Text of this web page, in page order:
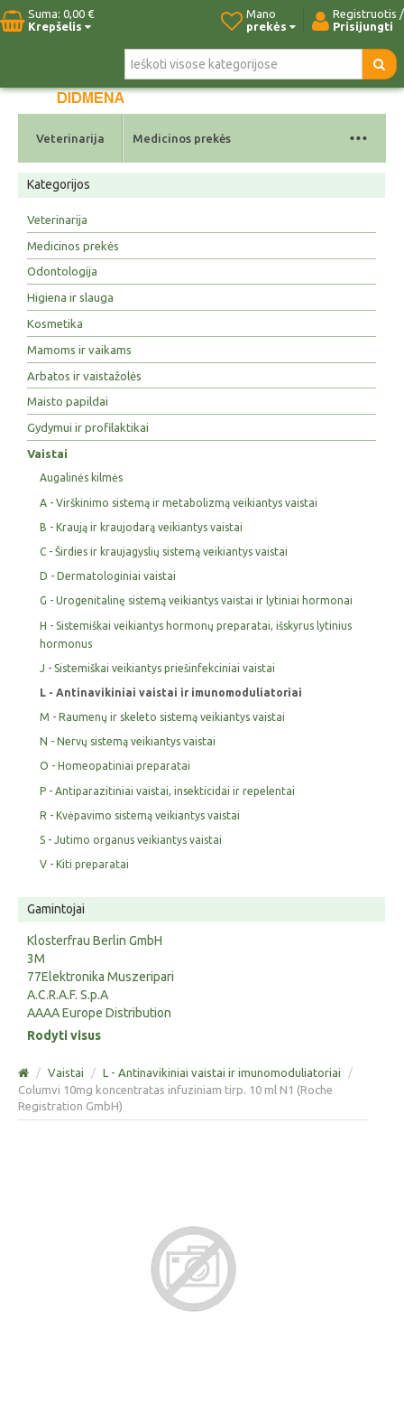
Suma: 0,00 €
Krepšelis
Registruotis /
Prisijungti
Mano
prekės
Pradžia Naujos prekės Kontaktai
Veterinarija Medicinos prekės ...
Kategorijos
Veterinarija
Medicinos prekės
Odontologija
Higiena ir slauga
Kosmetika
Mamoms ir vaikams
Arbatos ir vaistažolės
Maisto papildai
Gydymui ir profilaktikai
Vaistai
Augalinės kilmės
A - Virškinimo sistemą ir metabolizmą veikiantys vaistai
B - Kraują ir kraujodarą veikiantys vaistai
C - Širdies ir kraujagyslių sistemą veikiantys vaistai
D - Dermatologiniai vaistai
G - Urogenitalinę sistemą veikiantys vaistai ir lytiniai hormonai
H - Sistemiškai veikiantys hormonų preparatai, išskyrus lytinius
hormonus
J - Sistemiškai veikiantys priešinfekciniai vaistai
L - Antinavikiniai vaistai ir imunomoduliatoriai
M - Raumenų ir skeleto sistemą veikiantys vaistai
N - Nervų sistemą veikiantys vaistai
O - Homeopatiniai preparatai
P - Antiparazitiniai vaistai, insekticidai ir repelentai
R - Kvėpavimo sistemą veikiantys vaistai
S - Jutimo organus veikiantys vaistai
V - Kiti preparatai
Gamintojai
Klosterfrau Berlin GmbH
3M
77Elektronika Muszeripari
A.C.R.A.F. S.p.A
AAAA Europe Distribution
Rodyti visus
/ Vaistai / L - Antinavikiniai vaistai ir imunomoduliatoriai
/
Columvi 10mg koncentratas infuziniam tirp. 10 ml N1 (Roche
Registration GmbH)